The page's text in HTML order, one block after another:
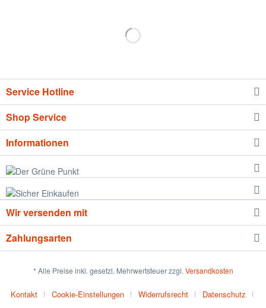
Service Hotline
Shop Service
Informationen
Wir versenden mit
Zahlungsarten
* Alle Preise inkl. gesetzl. Mehrwertsteuer zzgl. Versandkosten
Kontakt Cookie-Einstellungen Widerrufsrecht Datenschutz